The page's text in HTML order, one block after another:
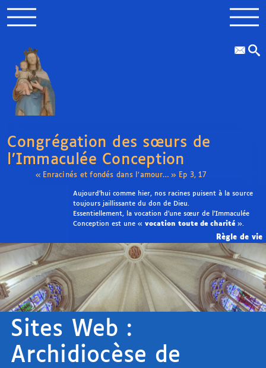
Congrégation des sœurs de
l’Immaculée Conception
« Enracinés et fondés dans l’amour… » Ep 3, 17
Règle de vie
Aujourd’hui comme hier, nos racines puisent à la source
toujours jaillissante du don de Dieu.
Essentiellement, la vocation d’une sœur de l’Immaculée
Conception est une « vocation toute de charité».
Sites Web :
Archidiocèse de